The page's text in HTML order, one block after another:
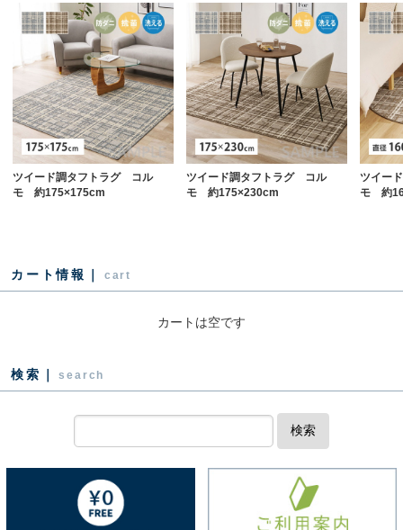
ツイード調タフトラグ コル
モ 約175×175cm
ツイード調タフトラグ コル
モ 約175×230cm
ツイー
モ 約
カート情報｜ cart
カートは空です
検索｜ search
検索